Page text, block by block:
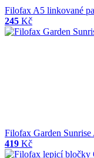
Filofax A5 linkované
245 Kč
Filofax Garden
419 Kč